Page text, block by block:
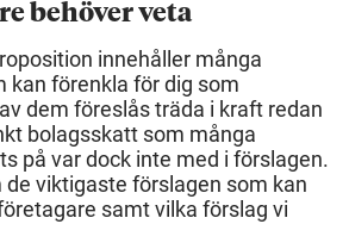
behöver veta
innehåller många
kan förenkla för dig som
dem föreslås träda i kraft redan
bolagsskatt som många
på var dock inte med i förslagen.
de viktigaste förslagen som kan
samt vilka förslag vi